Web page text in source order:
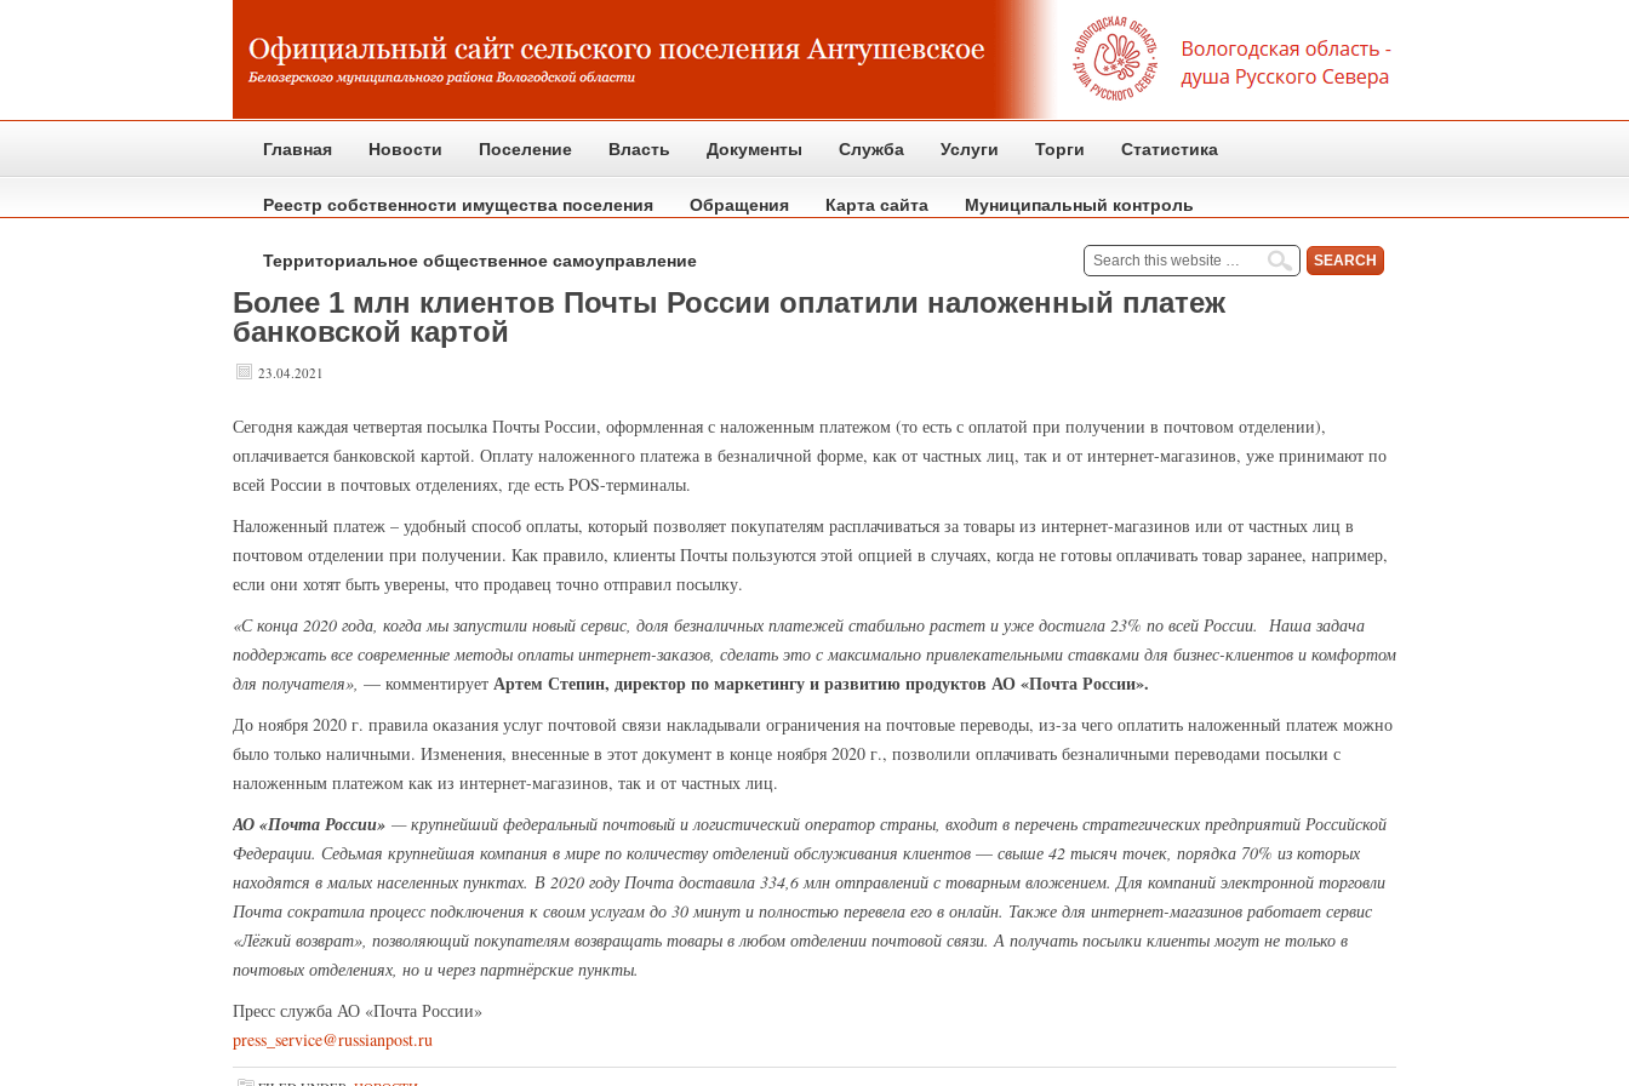
Главная Новости Поселение Власть Документы Служба Услуги Торги Статистика
Реестр собственности имущества поселения Обращения Карта сайта Муниципальный контроль
Территориальное общественное самоуправление
Более 1 млн клиентов Почты России оплатили наложенный платеж
банковской картой
23.04.2021
Сегодня каждая четвертая посылка Почты России, оформленная с наложенным платежом (то есть с оплатой при получении в почтовом отделении),
оплачивается банковской картой. Оплату наложенного платежа в безналичной форме, как от частных лиц, так и от интернет-магазинов, уже принимают по
всей России в почтовых отделениях, где есть POS-терминалы.
Наложенный платеж – удобный способ оплаты, который позволяет покупателям расплачиваться за товары из интернет-магазинов или от частных лиц в
почтовом отделении при получении. Как правило, клиенты Почты пользуются этой опцией в случаях, когда не готовы оплачивать товар заранее, например,
если они хотят быть уверены, что продавец точно отправил посылку.
«С конца 2020 года, когда мы запустили новый сервис, доля безналичных платежей стабильно растет и уже достигла 23% по всей России. Наша задача
поддержать все современные методы оплаты интернет-заказов, сделать это с максимально привлекательными ставками для бизнес-клиентов и комфортом
для получателя», — комментирует Артем Степин, директор по маркетингу и развитию продуктов АО «Почта России».
До ноября 2020 г. правила оказания услуг почтовой связи накладывали ограничения на почтовые переводы, из-за чего оплатить наложенный платеж можно
было только наличными. Изменения, внесенные в этот документ в конце ноября 2020 г., позволили оплачивать безналичными переводами посылки с
наложенным платежом как из интернет-магазинов, так и от частных лиц.
АО «Почта России» — крупнейший федеральный почтовый и логистический оператор страны, входит в перечень стратегических предприятий Российской
Федерации. Седьмая крупнейшая компания в мире по количеству отделений обслуживания клиентов — свыше 42 тысяч точек, порядка 70% из которых
находятся в малых населенных пунктах. В 2020 году Почта доставила 334,6 млн отправлений с товарным вложением. Для компаний электронной торговли
Почта сократила процесс подключения к своим услугам до 30 минут и полностью перевела его в онлайн. Также для интернет-магазинов работает сервис
«Лёгкий возврат», позволяющий покупателям возвращать товары в любом отделении почтовой связи. А получать посылки клиенты могут не только в
почтовых отделениях, но и через партнёрские пункты.
Пресс служба АО «Почта России»
press_service@russianpost.ru